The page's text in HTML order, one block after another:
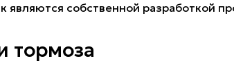
являются собственной разработкой
тормоза